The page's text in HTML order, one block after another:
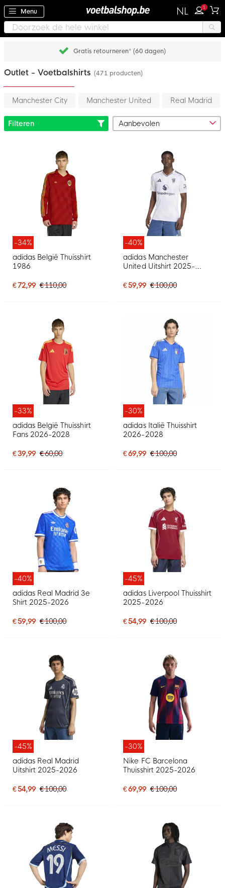
Menu NL 1
Achteraf betalen met Klarna
Outlet - Voetbalshirts (471 producten)
Manchester City Manchester United Real Madrid
Filteren
-34%
adidas België Thuisshirt
1986
€ 72,99 € 110,00
-40%
adidas Manchester
United Uitshirt 2025-
€ 59,99 € 100,00
-33%
adidas België Thuisshirt
Fans 2026-2028
€ 39,99 € 60,00
-30%
adidas Italië Thuisshirt
2026-2028
€ 69,99 € 100,00
-40%
adidas Real Madrid 3e
Shirt 2025-2026
€ 59,99 € 100,00
-45%
adidas Liverpool Thuisshirt
2025-2026
€ 54,99 € 100,00
-45%
adidas Real Madrid
Uitshirt 2025-2026
€ 54,99 € 100,00
-30%
Nike FC Barcelona
Thuisshirt 2025-2026
€ 69,99 € 100,00